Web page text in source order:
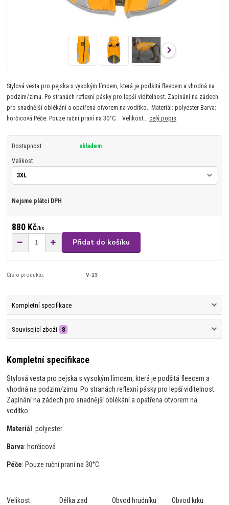
Stylová vesta pro pejska s vysokým límcem, která je podšitá fleecem a vhodná na
podzim/zimu. Po stranách reflexní pásky pro lepší viditelnost. Zapínání na zádech
pro snadnější oblékání a opatřena otvorem na vodítko. Materiál: polyester Barva:
horčicová Péče: Pouze ruční praní na 30°C. Velikost...celý popis
Dostupnost skladem
Velikost
Nejsme plátci DPH
880 Kč/ks
Přidat do košíku
Číslo produktu: V-23
Kompletní specifikace
Související zboží 8
Kompletní specifikace
Stylová vesta pro pejska s vysokým límcem, která je podšitá fleecem a
vhodná na podzim/zimu. Po stranách reflexní pásky pro lepší viditelnost.
Zapínání na zádech pro snadnější oblékání a opatřena otvorem na
vodítko.
Materiál: polyester
Barva: horčicová
Péče: Pouze ruční praní na 30°C.
Velikost Délka zad Obvod hrudníku
Obvod krku